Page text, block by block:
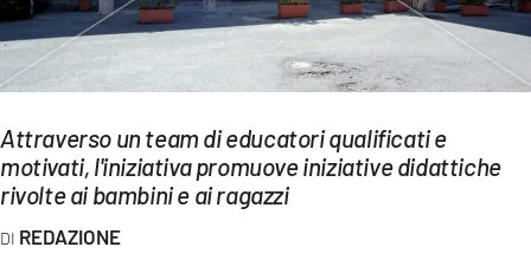
Streaming
LAC NETWORK
LAC ONAIR
Attraverso un team di educatori qualificati e
motivati, l'iniziativa promuove iniziative didattiche
rivolte ai bambini e ai ragazzi
REDAZIONE